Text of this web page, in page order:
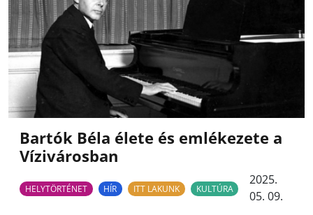
Bartók Béla élete és emlékezete a
Vízivárosban
HELYTÖRTÉNET HÍR ITT LAKUNK KULTÚRA
2025.
05. 09.